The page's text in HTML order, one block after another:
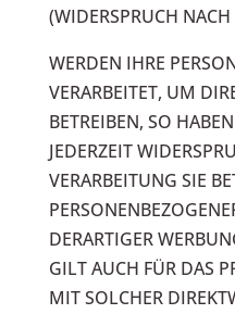
(WIDERSPRUCH
WERDEN IHRE
VERARBEITET, UM
BETREIBEN, SO
JEDERZEIT
VERARBEITUNG SIE
DERARTIGER
GILT AUCH FÜR DAS
MIT SOLCHER